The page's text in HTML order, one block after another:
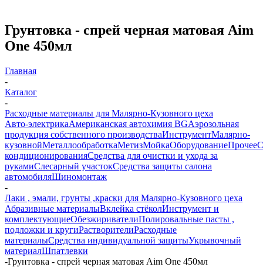
Грунтовка - спрей черная матовая Aim
One 450мл
Главная
-
Каталог
-
Расходные материалы для Малярно-Кузовного цеха
Авто-электрикаАмериканская автохимия BGАэрозольная
продукция собственного производстваИнструментМалярно-
кузовнойМеталлообработкаМетизМойкаОборудованиеПрочее
кондиционированияСредства для очистки и ухода за
рукамиСлесарный участокСредства защиты салона
автомобиляШиномонтаж
-
Лаки , эмали, грунты ,краски для Малярно-Кузовного цеха
Абразивные материалыВклейка стёколИнструмент и
комплектующиеОбезжиривателиПолировальные пасты ,
подложки и кругиРастворителиРасходные
материалыСредства индивидуальной защитыУкрывочный
материалШпатлевки
-Грунтовка - спрей черная матовая Aim One 450мл